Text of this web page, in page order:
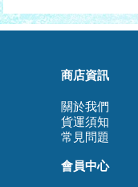
商店資訊
關於我們
貨運須知
常見問題
會員中心